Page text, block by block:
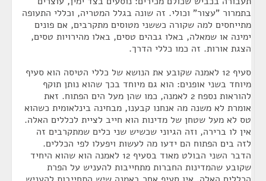
בתמרור "עצור" וכולי. זה שונה בגלל המטריה, וכללי התעופה
מתייחסים למה שקורה כששני מטוסים מתקרבים, אם פונים
ימינה או שמאלה, באלו גבהים טסים, באלו מהירויות טסים,
הצגת אורות. זה כמו כללי הדרך.
סעיף 12 לאמנה שקובע את הנושא של כללי הטיסה הוא סעיף
מיוחד בשני אופנים: הוא גם מיוחד בכך שהוא נותן תוקף
להוראות נספח 2 לאמנה, כמו שהן מעל הים הפתוח. זאת
אומרת לא משנה מה אנחנו קבענו, מבחינה בינלאומית כשהוא
טס לא מעל שטחן של מדינות הוא חייב לציית לכללים האלה.
אין לו ברירה, וזה הגיוני שכשיש שני כלים שמתקרבים זה
לזה בים הפתוח הם ידעו מה לעשות ויפעלו לפי הכללים.
הדבר השני הבולט מאוד בסעיף 12 לאמנה הוא שהוא היחיד
שקובע שהמדינות החברות מתחייבות להעניש על הפרת